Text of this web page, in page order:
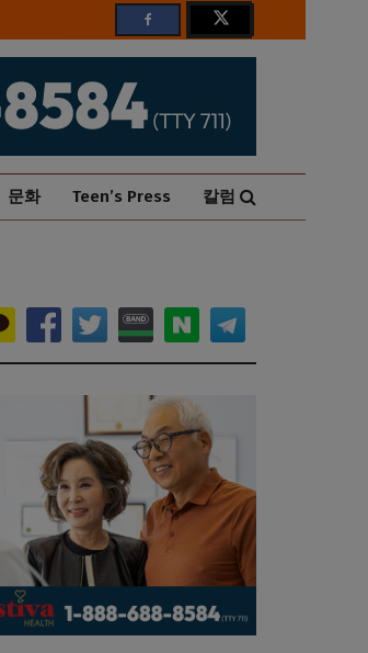
문화 Teen’s Press 칼럼